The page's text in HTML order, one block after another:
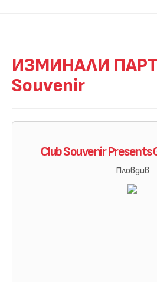
ИЗМИНАЛИ
Souvenir
Club Souvenir Presents
Пловдив